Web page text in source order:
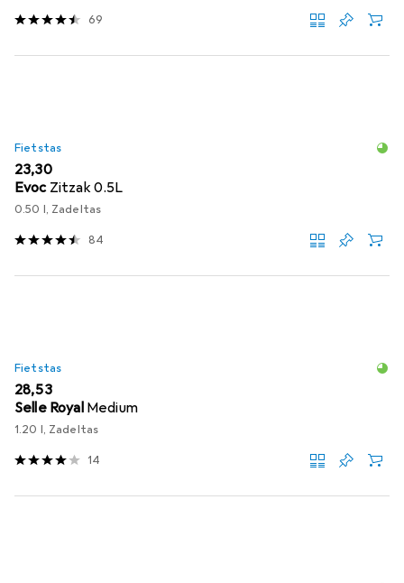
69
Fietstas
EUR
23,30
Evoc Zitzak 0.5L
0.50 l, Zadeltas
84
Fietstas
EUR
28,53
Selle Royal Medium
1.20 l, Zadeltas
14